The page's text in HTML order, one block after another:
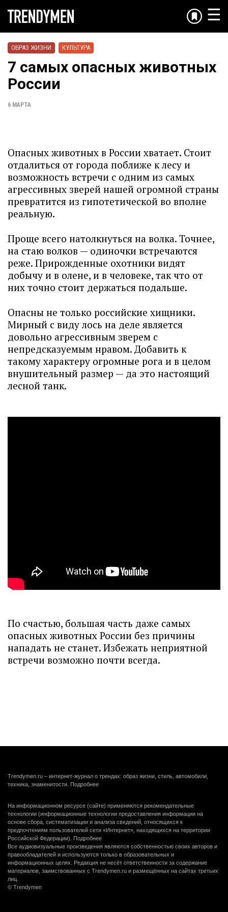
☰
ОБРАЗ ЖИЗНИ КУЛЬТУРА
7 самых опасных животных
России
6 МАРТА
Опасных животных в России хватает. Стоит
отдалиться от города поближе к лесу и
возможность встречи с одним из самых
агрессивных зверей нашей огромной страны
превратится из гипотетической во вполне
реальную.
Проще всего натолкнуться на волка. Точнее,
на стаю волков — одиночки встречаются
реже. Прирожденные охотники видят
добычу и в олене, и в человеке, так что от
них точно стоит держаться подальше.
Опасны не только российские хищники.
Мирный с виду лось на деле является
довольно агрессивным зверем с
непредсказуемым нравом. Добавить к
такому характеру огромные рога и в целом
внушительный размер — да это настоящий
лесной танк.
По счастью, большая часть даже самых
опасных животных России без причины
нападать не станет. Избежать неприятной
встречи возможно почти всегда.
Trendymen.ru – интернет-журнал о трендах: образ жизни, стиль, автомобили,
техника, знаменитости. Подробнее
На информационном ресурсе (сайте) применяются рекомендательные
технологии (информационные технологии предоставления информации на
основе сбора, систематизации и анализа сведений, относящихся к
предпочтениям пользователей сети «Интернет», находящихся на территории
Российской Федерации). Подробнее
Все аудиовизуальные произведения являются собственностью своих авторов и
правообладателей и используются только в образовательных и
информационных целях. Редакция не несёт ответственности за содержание
материалов, заимствованных с Trendymen.ru и размещённых на сайтах третьих
лиц.
© Trendymen